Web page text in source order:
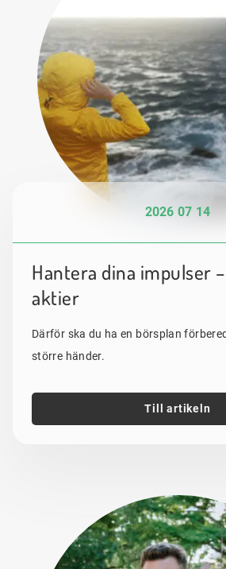
2026 07 14
Hantera dina impulser
aktier
Därför ska du ha en börsplan
större händer.
Till artikeln